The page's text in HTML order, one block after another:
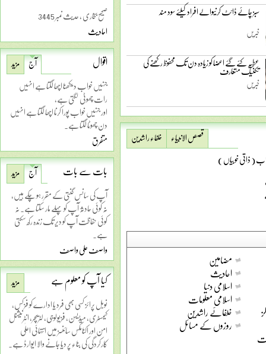
صحیح بخاری ، حدیث نمبر 3445
احادیث
اقوال مزید آج
جنہیں خواب دیکھنا اچھا لگتا ہے انہیں
رات چھوٹی لگتی ہے،
اور جنہیں خواب پورا کرنا اچھا لگتا ہے انہیں
دن چھوٹا لگتا ہے۔
متفرق
بات سے بات مزید آج
آپ کی سانس گنتی کے مقرر ہو چکے ہیں،
نہ کوئی حادثہ آپ کو پہلے مار سکتا ہے۔ نہ
کوئی حفاظت آپ کو دیر تک زندہ رکھ سکتی
ہے۔
واصف علی واصف
کیا آپ کو معلوم ہے
مزید
نوبل پرائز کسی بھی فرد یا ادارے کو فزکس،
کیمسٹری، میڈیسن، فزیولوجی، لٹریچر، انٹرنیشنل
امن اور اکنامکس سائنسز میں انتہائی اعلٰی
کارکردگی کی بناء پر دیا جانے والا ایوارڈ ہے۔
سبز چائے ڈائٹ کرنیوالے افراد کیلئے سود مند
خبریں
عطیہ کئے گئے اعضا کو زیادہ دن تک محفوظ رکھنے کی
تکنیک متعارف
خبریں
خلفاء راشدین قصص الانبیاء
( ذاتی خوبیاں )
مضامین
احادیث
اسلامی دنیا
اسلامی معلومات
خلفائے راشدین
روزوں کے مسائل